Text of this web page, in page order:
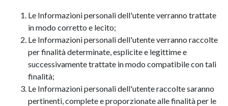
Le Informazioni personali dell'utente verranno trattate
in modo corretto e lecito;
Le Informazioni personali dell'utente verranno raccolte
per finalità determinate, esplicite e legittime e
successivamente trattate in modo compatibile con tali
finalità;
Le Informazioni personali dell'utente raccolte saranno
pertinenti, complete e proporzionate alle finalità per le